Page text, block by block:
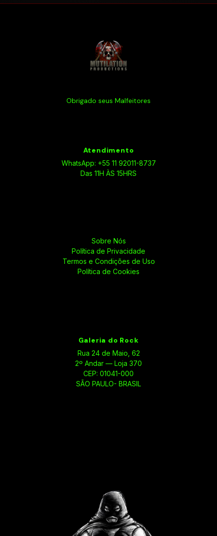
Obrigado seus Malfeitores
Atendimento
WhatsApp: +55 11 92011-8737
Das 11H ÀS 15HRS
Sobre Nós
Política de Privacidade
Termos e Condições de Uso
Política de Cookies
Galeria do Rock
Rua 24 de Maio, 62
2º Andar — Loja 370
CEP: 01041-000
SÃO PAULO- BRASIL